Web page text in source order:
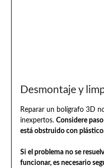
Desmontaje y
Reparar un bolígrafo 3D
inexpertos. Considere
está obstruido con
Si el problema no se
funcionar, es necesario